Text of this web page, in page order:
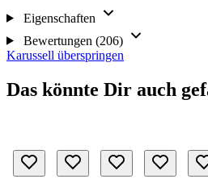
Eigenschaften
Bewertungen (206)
Karussell überspringen
Das könnte Dir auch